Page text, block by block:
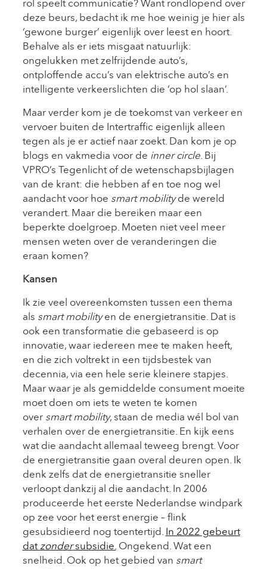
rol speelt communicatie? Want rondlopend over
deze beurs, bedacht ik me hoe weinig je hier als
‘gewone burger’ eigenlijk over leest en hoort.
Behalve als er iets misgaat natuurlijk:
ongelukken met zelfrijdende auto’s,
ontploffende accu’s van elektrische auto’s en
intelligente verkeerslichten die ‘op hol slaan’.
Maar verder kom je de toekomst van verkeer en
vervoer buiten de Intertraffic eigenlijk alleen
tegen als je er actief naar zoekt. Dan kom je op
blogs en vakmedia voor de inner circle. Bij
VPRO’s Tegenlicht of de wetenschapsbijlagen
van de krant: die hebben af en toe nog wel
aandacht voor hoe smart mobilityde wereld
verandert. Maar die bereiken maar een
beperkte doelgroep. Moeten niet veel meer
mensen weten over de veranderingen die
eraan komen?
Kansen
Ik zie veel overeenkomsten tussen een thema
als smart mobilityen de energietransitie. Dat is
ook een transformatie die gebaseerd is op
innovatie, waar iedereen mee te maken heeft,
en die zich voltrekt in een tijdsbestek van
decennia, via een hele serie kleinere stapjes.
Maar waar je als gemiddelde consument moeite
moet doen om iets te weten te komen
over smart mobility, staan de media wél bol van
verhalen over de energietransitie. En kijk eens
wat die aandacht allemaal teweeg brengt. Voor
de energietransitie gaan overal deuren open. Ik
denk zelfs dat de energietransitie sneller
verloopt dankzij al die aandacht. In 2006
produceerde het eerste Nederlandse windpark
op zee voor het eerst energie – flink
gesubsidieerd nog toentertijd. In 2022 gebeurt
datzondersubsidie.Ongekend. Wat een
snelheid. Ook op het gebied van smart